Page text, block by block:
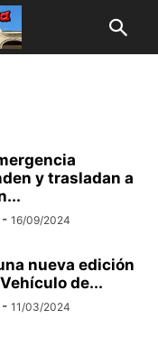
y trasladan a
- 16/09/2024
nueva edición
de...
- 11/03/2024